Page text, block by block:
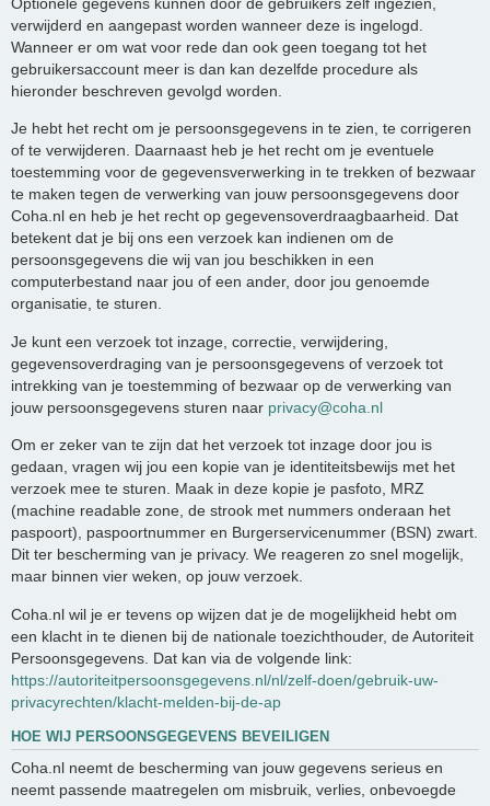
verwijderd en aangepast worden wanneer deze is ingelogd.
Wanneer er om wat voor rede dan ook geen toegang tot het
gebruikersaccount meer is dan kan dezelfde procedure als
hieronder beschreven gevolgd worden.
Je hebt het recht om je persoonsgegevens in te zien, te corrigeren
of te verwijderen. Daarnaast heb je het recht om je eventuele
toestemming voor de gegevensverwerking in te trekken of bezwaar
te maken tegen de verwerking van jouw persoonsgegevens door
Coha.nl en heb je het recht op gegevensoverdraagbaarheid. Dat
betekent dat je bij ons een verzoek kan indienen om de
persoonsgegevens die wij van jou beschikken in een
computerbestand naar jou of een ander, door jou genoemde
organisatie, te sturen.
Je kunt een verzoek tot inzage, correctie, verwijdering,
gegevensoverdraging van je persoonsgegevens of verzoek tot
intrekking van je toestemming of bezwaar op de verwerking van
jouw persoonsgegevens sturen naar privacy@coha.nl
Om er zeker van te zijn dat het verzoek tot inzage door jou is
gedaan, vragen wij jou een kopie van je identiteitsbewijs met het
verzoek mee te sturen. Maak in deze kopie je pasfoto, MRZ
(machine readable zone, de strook met nummers onderaan het
paspoort), paspoortnummer en Burgerservicenummer (BSN) zwart.
Dit ter bescherming van je privacy. We reageren zo snel mogelijk,
maar binnen vier weken, op jouw verzoek.
Coha.nl wil je er tevens op wijzen dat je de mogelijkheid hebt om
een klacht in te dienen bij de nationale toezichthouder, de Autoriteit
Persoonsgegevens. Dat kan via de volgende link:
https://autoriteitpersoonsgegevens.nl/nl/zelf-doen/gebruik-uw-
privacyrechten/klacht-melden-bij-de-ap
HOE WIJ PERSOONSGEGEVENS BEVEILIGEN
Coha.nl neemt de bescherming van jouw gegevens serieus en
neemt passende maatregelen om misbruik, verlies, onbevoegde